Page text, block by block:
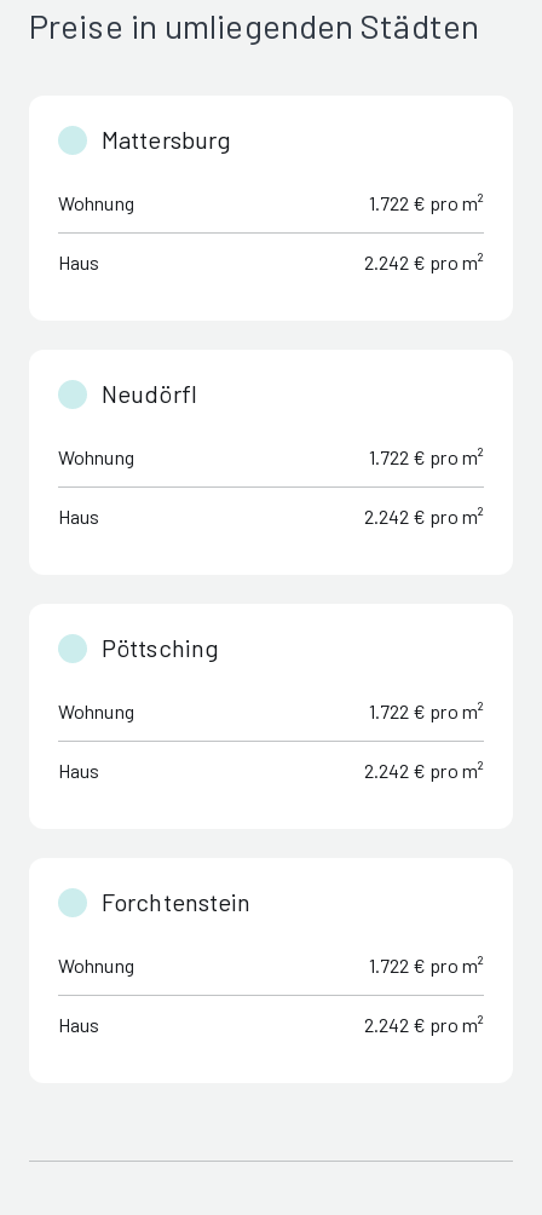
Preise in umliegenden Städten
Mattersburg
Wohnung 1.722 € pro m²
Haus 2.242 € pro m²
Neudörfl
Wohnung 1.722 € pro m²
Haus 2.242 € pro m²
Pöttsching
Wohnung 1.722 € pro m²
Haus 2.242 € pro m²
Forchtenstein
Wohnung 1.722 € pro m²
Haus 2.242 € pro m²